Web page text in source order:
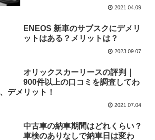
2021.04.09
ENEOS 新車のサブスクにデメリ
ットはある？メリットは？
2023.09.07
オリックスカーリースの評判｜
900件以上の口コミを調査してわ
デメリット！
2021.07.04
中古車の納車期間はどれくらい？
車検のありなしで納車日は変わ